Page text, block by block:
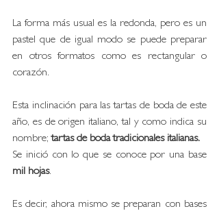
La forma más usual es la redonda, pero es un
pastel que de igual modo se puede preparar
en otros formatos como es rectangular o
corazón.
Esta inclinación para las tartas de boda de este
año, es de origen italiano, tal y como indica su
nombre; tartas de boda tradicionales italianas.
mil hojas.
Es decir, ahora mismo se preparan con bases